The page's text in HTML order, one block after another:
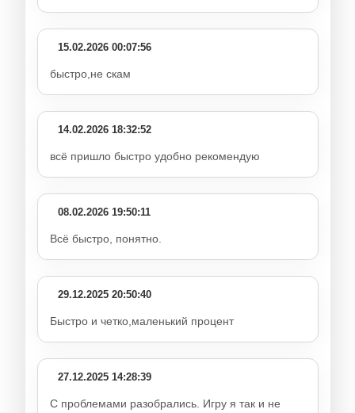
15.02.2026 00:07:56
быстро,не скам
14.02.2026 18:32:52
всё пришло быстро удобно рекомендую
08.02.2026 19:50:11
Всё быстро, понятно.
29.12.2025 20:50:40
Быстро и четко,маленький процент
27.12.2025 14:28:39
С проблемами разобрались. Игру я так и не